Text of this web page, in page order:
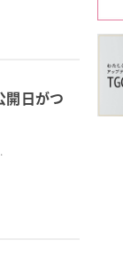
開日がつ